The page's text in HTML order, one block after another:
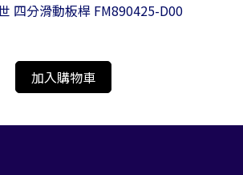
四分滑動板桿 FM890425-D00
加入購物車